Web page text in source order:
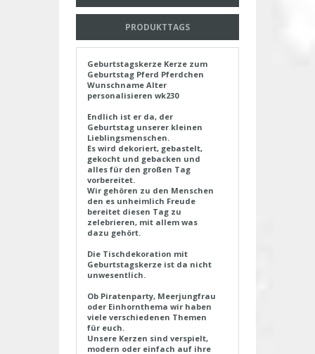
PRODUKTTAGS
Geburtstagskerze Kerze zum
Geburtstag Pferd Pferdchen
Wunschname Alter
personalisieren wk230
Endlich ist er da, der
Geburtstag unserer kleinen
Lieblingsmenschen.
Es wird dekoriert, gebastelt,
gekocht und gebacken und
alles für den großen Tag
vorbereitet.
Wir gehören zu den Menschen
den es unheimlich Freude
bereitet diesen Tag zu
zelebrieren, mit allem was
dazu gehört.
Die Tischdekoration mit
Geburtstagskerze ist da nicht
unwesentlich.
Ob Piratenparty, Meerjungfrau
oder Einhornthema wir haben
viele verschiedenen Themen
für euch.
Unsere Kerzen sind verspielt,
modern oder einfach auf ihre